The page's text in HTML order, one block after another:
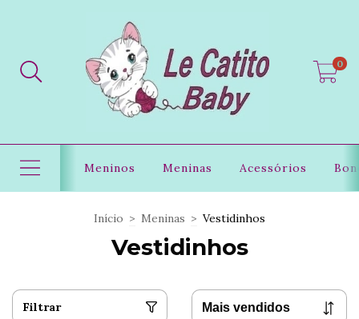
0
Meninos Meninas Acessórios
Início > Meninas > Vestidinhos
Vestidinhos
Filtrar